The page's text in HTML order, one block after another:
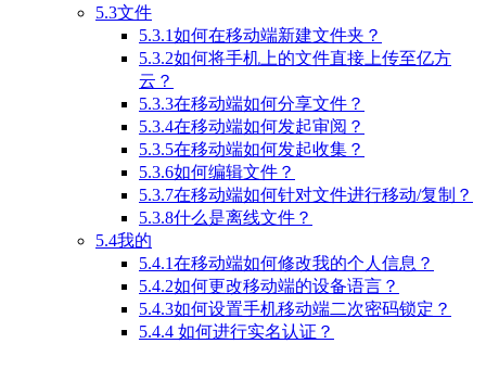
5.3文件
5.3.1如何在移动端新建文件夹？
5.3.2如何将手机上的文件直接上传至亿方
云？
5.3.3在移动端如何分享文件？
5.3.4在移动端如何发起审阅？
5.3.5在移动端如何发起收集？
5.3.6如何编辑文件？
5.3.7在移动端如何针对文件进行移动/复制？
5.3.8什么是离线文件？
5.4我的
5.4.1在移动端如何修改我的个人信息？
5.4.2如何更改移动端的设备语言？
5.4.3如何设置手机移动端二次密码锁定？
5.4.4 如何进行实名认证？